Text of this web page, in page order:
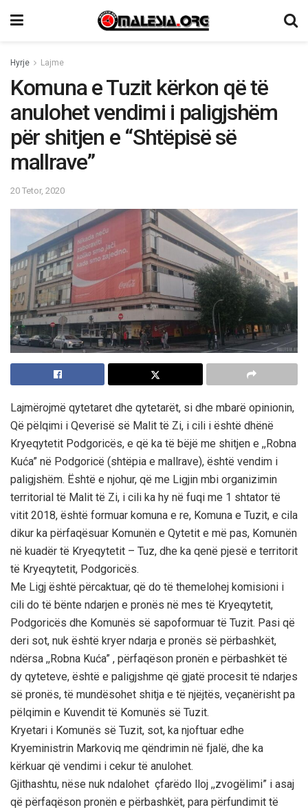
Hyrje Lajme
Komuna e Tuzit kërkon që të
anulohet vendimi i paligjshëm
për shitjen e “Shtëpisë së
mallrave”
20 Tetor, 2020
Lajmërojmë qytetaret dhe qytetarët, si dhe mbarë opinionin,
Që pëlqimi i Qeverisë së Malit të Zi, i cili i është dhënë
Kryeqytetit Podgoricës, e që ka të bëjë me shitjen e ,,Robna
Kuća” në Podgoricë (shtëpia e mallrave), është vendim i
paligjshëm. Është e njohur, që me Ligjin mbi organizimin
territorial të Malit të Zi, i cili ka hy në fuqi me 1 shtator të
vitit 2018, është formuar komuna e re, Komuna e Tuzit, e cila
dikur ka përfaqësuar Komunën e Qytetit e më pas, Komunën
në kuadër të Kryeqytetit – Tuz, dhe ka qenë pjesë e territorit
të Kryeqytetit, Podgoricës.
Me Ligj është përcaktuar, që do të themelohej komisioni i
cili do të bënte ndarjen e pronës në mes të Kryeqytetit,
Podgoricës dhe Komunës së sapoformuar të Tuzit. Pasi që
deri sot, nuk është kryer ndarja e pronës së përbashkët,
ndërsa ,,Robna Kuća” , përfaqëson pronën e përbashkët të
dy qyteteve, është e paligjshme që gjatë procesit të ndarjes
së pronës, të mundësohet shitja e të njëjtës, veçanërisht pa
pëlqimin e Kuvendit të Komunës së Tuzit.
Kryetari i Komunës së Tuzit, sot, ka njoftuar edhe
Kryeministrin Markoviq me qëndrimin në fjalë, dhe ka
kërkuar që vendimi i cekur të anulohet.
Gjithashtu, nëse nuk ndalohet çfarëdo lloj ,,zvogëlimi” i asaj
që përfaqëson pronën e përbashkët, para përfundimit të